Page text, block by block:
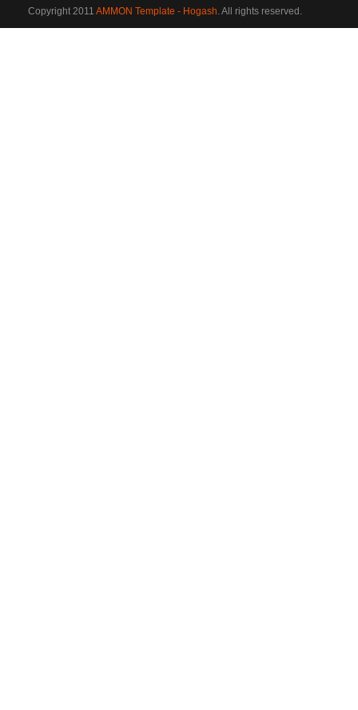
Copyright 2011 AMMON Template - Hogash. All rights reserved.